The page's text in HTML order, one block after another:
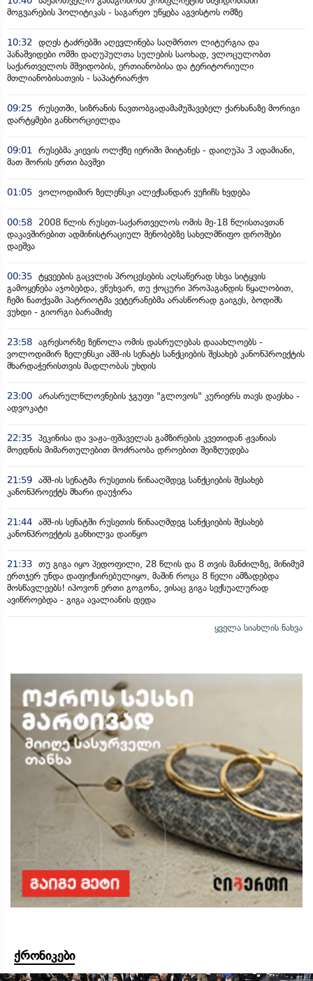
მოგვარების პოლიტიკას - საგარეო უწყება აგვისტოს ომზე
10:32
დღეს ტაძრებში აღევლინება საღმრთო ლიტურგია და
პანაშვიდები ომში დაღუპულთა სულების საოხად, ვლოცულობთ
საქართველოს მშვიდობის, ერთიანობისა და ტერიტორიული
მთლიანობისათვის - საპატრიარქო
09:25 რუსეთში, სიზრანის ნავთობგადამამუშავებელ ქარხანაზე მორიგი
დარტყმები განხორციელდა
09:01
რუსებმა კიევის ოლქზე იერიში მიიტანეს - დაიღუპა 3 ადამიანი,
მათ შორის ერთი ბავშვი
01:05 ვოლოდიმირ ზელენსკი ალექსანდარ ვუჩიჩს ხვდება
00:58
2008 წლის რუსეთ-საქართველოს ომის მე-18 წლისთავთან
დაკავშირებით ადმინისტრაციულ შენობებზე სახელმწიფო დროშები
დაეშვა
00:35 ტყვეების გაცვლის პროცესების აღსაწერად სხვა სიტყვის
გამოყენება აჯობებდა, ვწუხვარ, თუ ქოცური პროპაგანდის წყალობით,
ჩემი ნათქვამი პატრიოტმა ვეტერანებმა არასწორად გაიგეს, ბოდიშს
ვუხდი - გიორგი ბარამიძე
23:58 აგრესორზე ზეწოლა ომის დასრულებას დააახლოებს -
ვოლოდიმირ ზელენსკი აშშ-ის სენატს სანქციების შესახებ კანონპროექტის
მხარდაჭერისთვის მადლობას უხდის
23:00 არასრულწლოვნების ჯგუფი "გლოვოს" კურიერს თავს დაესხა -
ადვოკატი
22:35 პეკინისა და ვაჟა-ფშაველას გამზირების კვეთიდან ჟვანიას
მოედნის მიმართულებით მოძრაობა დროებით შეიზღუდება
21:59 აშშ-ის სენატმა რუსეთის წინააღმდეგ სანქციების შესახებ
კანონპროექტს მხარი დაუჭირა
21:44 აშშ-ის სენატში რუსეთის წინააღმდეგ სანქციების შესახებ
კანონპროექტის განხილვა დაიწყო
21:33 თუ გიგა იყო პედოფილი, 28 წლის და 8 თვის მანძილზე, მინიმუმ
ერთჯერ უნდა დაფიქსირებულიყო, მაშინ როცა 8 წელი ამზადებდა
მოსწავლეებს! იპოვონ ერთი გოგონა, ვისაც გიგა სექსუალურად
ავიწროებდა - გიგა ავალიანის დედა
ყველა სიახლის ნახვა
ქრონიკები